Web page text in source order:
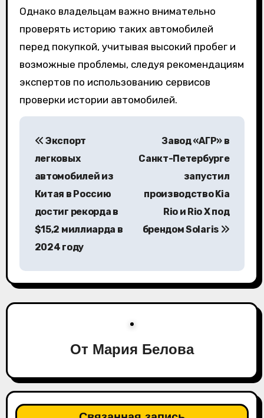
Однако владельцам важно внимательно
проверять историю таких автомобилей
перед покупкой, учитывая высокий пробег и
возможные проблемы, следуя рекомендациям
экспертов по использованию сервисов
проверки истории автомобилей.
ц
и
з
Экспорт
легковых
автомобилей из
Китая в Россию
достиг рекорда в
$15,2 миллиарда в
2024 году
Завод «АГР» в
Санкт-Петербурге
запустил
производство Kia
Rio и Rio X под
брендом Solaris
От Мария Белова